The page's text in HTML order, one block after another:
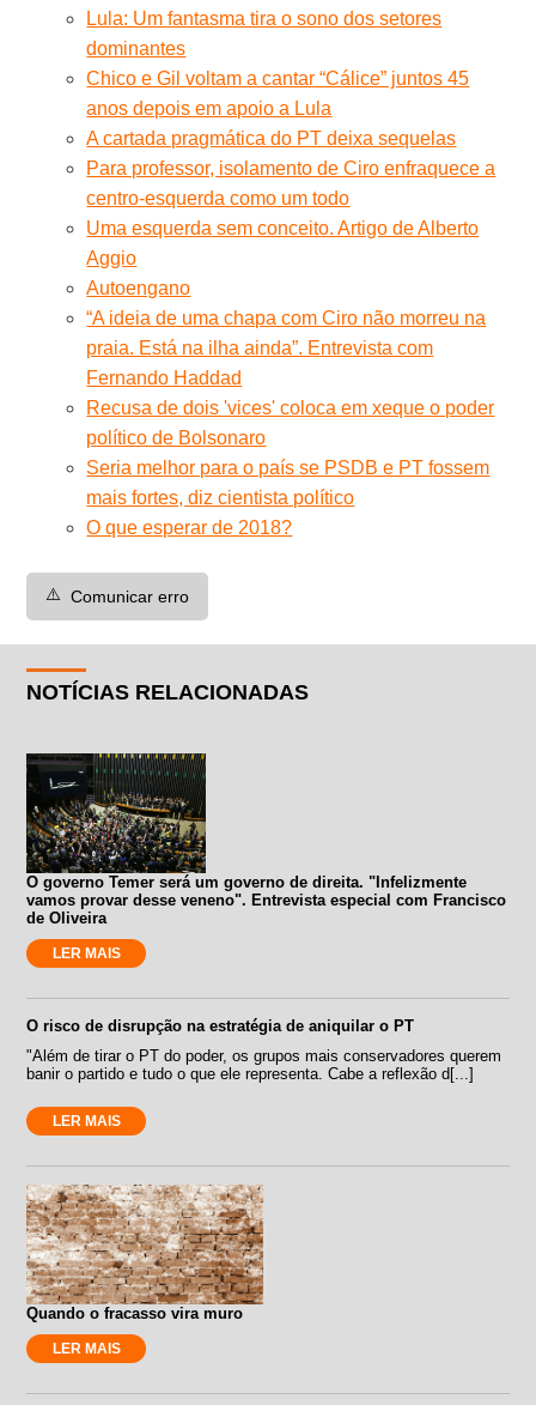
Lula: Um fantasma tira o sono dos setores
dominantes
Chico e Gil voltam a cantar “Cálice” juntos 45
anos depois em apoio a Lula
A cartada pragmática do PT deixa sequelas
Para professor, isolamento de Ciro enfraquece a
centro-esquerda como um todo
Uma esquerda sem conceito. Artigo de Alberto
Aggio
Autoengano
“A ideia de uma chapa com Ciro não morreu na
praia. Está na ilha ainda”. Entrevista com
Fernando Haddad
Recusa de dois 'vices' coloca em xeque o poder
político de Bolsonaro
Seria melhor para o país se PSDB e PT fossem
mais fortes, diz cientista político
O que esperar de 2018?
⚠️ Comunicar erro
NOTÍCIAS RELACIONADAS
O governo Temer será um governo de direita. "Infelizmente
vamos provar desse veneno". Entrevista especial com Francisco
de Oliveira
LER MAIS
O risco de disrupção na estratégia de aniquilar o PT
"Além de tirar o PT do poder, os grupos mais conservadores querem
banir o partido e tudo o que ele representa. Cabe a reflexão d[...]
LER MAIS
Quando o fracasso vira muro
LER MAIS